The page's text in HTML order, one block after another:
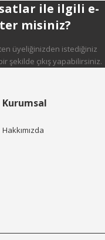
ile ilgili e-
misiniz?
üyeliğinizden istediğiniz
şekilde çıkış yapabilirsiniz.
Kurumsal
Hakkımızda